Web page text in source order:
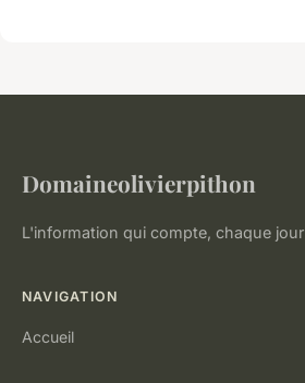
Domaineolivierpithon
L'information qui compte, chaque jour
NAVIGATION
Accueil